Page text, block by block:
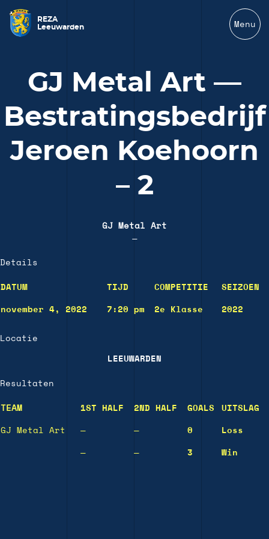
REZA
Leeuwarden
Menu
GJ Metal Art —
Bestratingsbedrijf
Jeroen Koehoorn
– 2
GJ Metal Art
—
Details
DATUM TIJD COMPETITIE SEIZOEN
november 4, 2022 7:20 pm 2e Klasse 2022
Locatie
LEEUWARDEN
Resultaten
TEAM 1ST HALF 2ND HALF GOALS UITSLAG
GJ Metal Art — — 0 Loss
— — 3 Win